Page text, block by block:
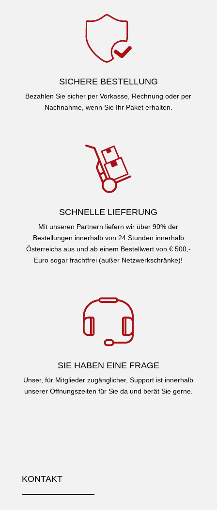
SICHERE BESTELLUNG
Bezahlen Sie sicher per Vorkasse, Rechnung oder per
Nachnahme, wenn Sie Ihr Paket erhalten.
SCHNELLE LIEFERUNG
Mit unseren Partnern liefern wir über 90% der
Bestellungen innerhalb von 24 Stunden innerhalb
Österreichs aus und ab einem Bestellwert von € 500,-
Euro sogar frachtfrei (außer Netzwerkschränke)!
SIE HABEN EINE FRAGE
Unser, für Mitglieder zugänglicher, Support ist innerhalb
unserer Öffnungszeiten für Sie da und berät Sie gerne.
KONTAKT